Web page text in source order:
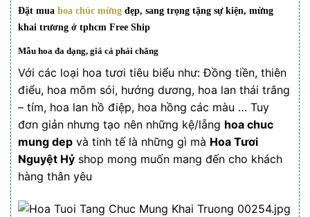
Đặt mua hoa chúc mừng đẹp, sang trọng tặng sự kiện, mừng
khai trương ở tphcm Free Ship
Mẫu hoa đa dạng, giá cả phải chăng
Với các loại hoa tươi tiêu biểu như: Đồng tiền, thiên
điểu, hoa mõm sói, hướng dương, hoa lan thái trắng
– tím, hoa lan hồ điệp, hoa hồng các màu … Tuy
đơn giản nhưng tạo nên những kệ/lẵng hoa chuc
mung dep và tinh tế là những gì mà Hoa Tươi
Nguyệt Hỷ shop mong muốn mang đến cho khách
hàng thân yêu